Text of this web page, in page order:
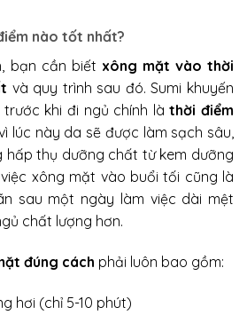
nào tốt nhất?
bạn cần biết xông mặt vào thời
và quy trình sau đó. Sumi khuyến
trước khi đi ngủ chính làthời điểm
lúc này da sẽ được làm sạch sâu,
hấp thụ dưỡng chất từ kem dưỡng
xông mặt vào buổi tối cũng là
sau một ngày làm việc dài mệt
chất lượng hơn.
đúng cách phải luôn bao gồm:
hơi (chỉ 5-10 phút)